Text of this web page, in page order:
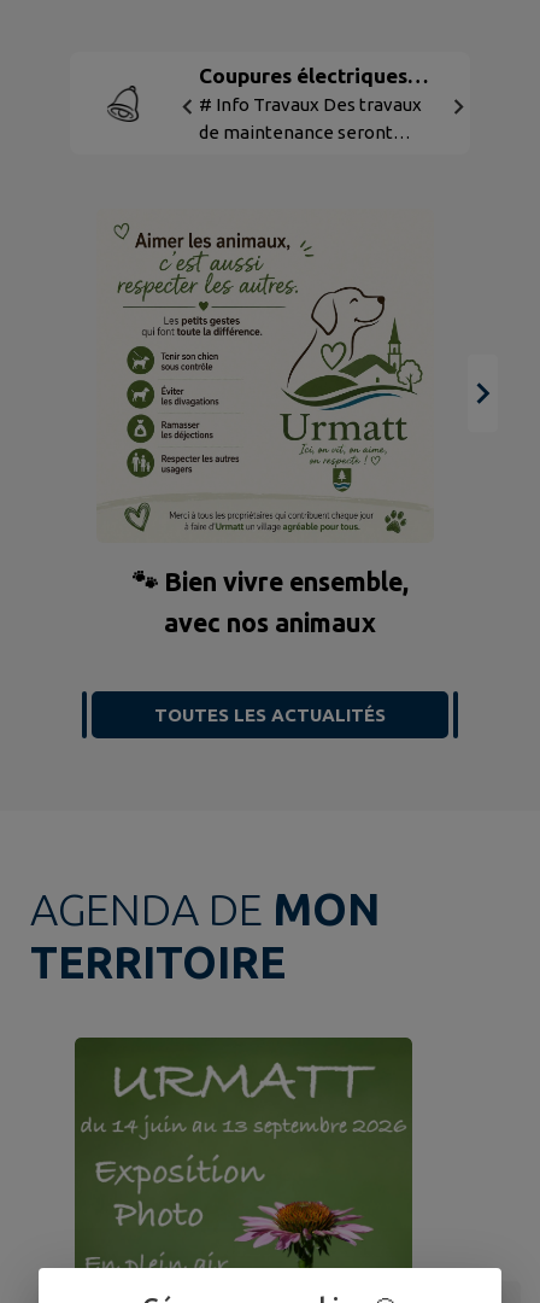
Coupures électriques
suite Travaux
# Info Travaux Des travaux
de maintenance seront
concernés sont rue des
Lossen et rue de
l'Eimerbach. Prévoir en
moyenne 1h30 par coupure.
Merci pour votre
compréhension. Strasbourg
Électricité Réseau reste à
votre disposition au
03.88.18.79.41
🐾 Bien vivre ensemble,
avec nos animaux
TOUTES LES ACTUALITÉS
AGENDA DE MON
TERRITOIRE